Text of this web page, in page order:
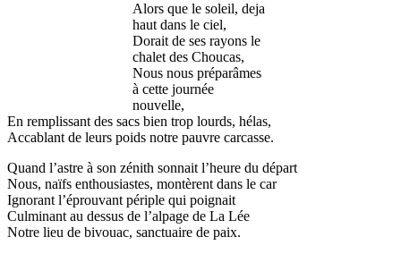
Alors que le soleil, deja
haut dans le ciel,
Dorait de ses rayons le
chalet des Choucas,
Nous nous préparâmes
à cette journée
nouvelle,
En remplissant des sacs bien trop lourds, hélas,
Accablant de leurs poids notre pauvre carcasse.
Quand l’astre à son zénith sonnait l’heure du départ
Nous, naïfs enthousiastes, montèrent dans le car
Ignorant l’éprouvant périple qui poignait
Culminant au dessus de l’alpage de La Lée
Notre lieu de bivouac, sanctuaire de paix.